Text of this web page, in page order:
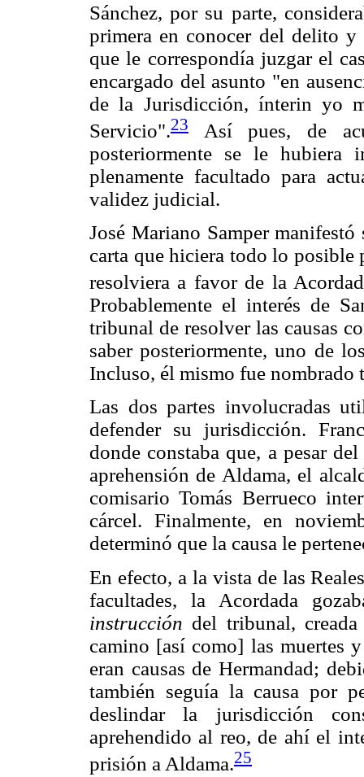
Sánchez, por su parte,
primera en conocer del delito
que le correspondía juzgar el
encargado del asunto "en
de la Jurisdicción, ínterin yo
Servicio".23
Así pues, de
posteriormente se le hubiera
plenamente facultado para
validez judicial.
José Mariano Samper
carta que hiciera todo lo posible
resolviera a favor de la
Probablemente el interés de
tribunal de resolver las causas
saber posteriormente, uno de
Incluso, él mismo fue
Las dos partes involucradas
defender su jurisdicción.
donde constaba que, a pesar
aprehensión de Aldama, el
comisario Tomás Berrueco
cárcel. Finalmente, en
determinó que la causa le
En efecto, a la vista de las
facultades, la Acordada
instrucción del tribunal,
camino [así como] las muertes
eran causas de Hermandad;
también seguía la causa por
deslindar la jurisdicción
aprehendido al reo, de ahí el
prisión a Aldama.25